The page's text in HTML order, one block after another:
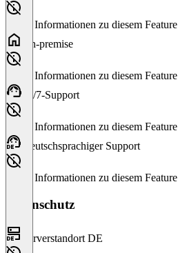
Keine Informationen zu diesem Feature
On-premise
Keine Informationen zu diesem Feature
24/7-Support
Keine Informationen zu diesem Feature
Deutschsprachiger Support
Keine Informationen zu diesem Feature
Datenschutz
Serverstandort DE